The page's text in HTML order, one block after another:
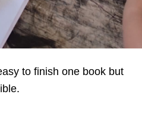
to finish one book but